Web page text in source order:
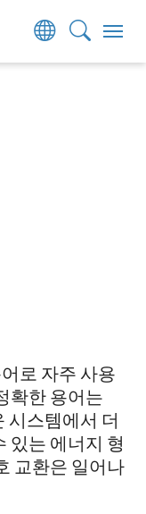
로 자주 사용
확한 용어는
시스템에서 더
있는 에너지 형
교환은 일어나